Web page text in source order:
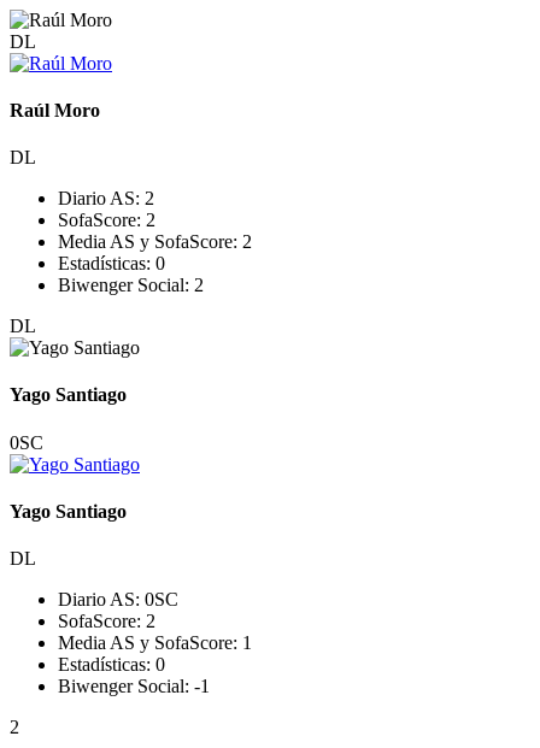
DL
Raúl Moro
DL
Diario AS: 2
SofaScore: 2
Media AS y SofaScore: 2
Estadísticas: 0
Biwenger Social: 2
DL
Yago Santiago
0SC
Yago Santiago
DL
Diario AS: 0SC
SofaScore: 2
Media AS y SofaScore: 1
Estadísticas: 0
Biwenger Social: -1
2